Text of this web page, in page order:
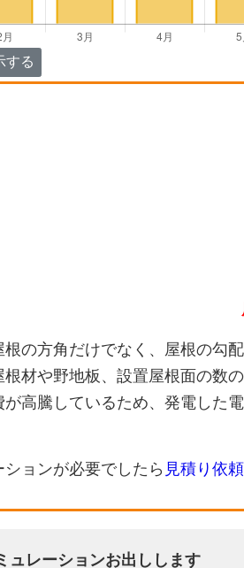
する
の方角だけでなく、屋根の勾
根材や野地板、設置屋根面の数
が高騰しているため、発電した
ョンが必要でしたら 見積り依頼
ュレーションお出しします